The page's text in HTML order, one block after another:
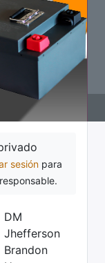
sesión para
DM
Jhefferson
Brandon